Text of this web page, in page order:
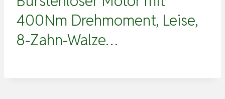
400Nm Drehmoment, Leise,
8-Zahn-Walze…